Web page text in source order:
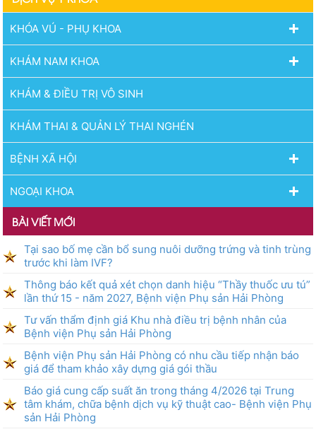
hoạch lựa chọn nhà thầu
cung cấp thuốc của Bệnh
KHÓA VÚ - PHỤ KHOA
KHÁM NAM KHOA
KHÁM & ĐIỀU TRỊ VÔ SINH
KHÁM THAI & QUẢN LÝ THAI NGHÉN
BỆNH XÃ HỘI
NGOẠI KHOA
BÀI VIẾT MỚI
Tại sao bố mẹ cần bổ sung nuôi dưỡng trứng và tinh trùng
trước khi làm IVF?
Thông báo kết quả xét chọn danh hiệu “Thầy thuốc ưu tú”
lần thứ 15 - năm 2027, Bệnh viện Phụ sản Hải Phòng
Tư vấn thẩm định giá Khu nhà điều trị bệnh nhân của
Bệnh viện Phụ sản Hải Phòng
Bệnh viện Phụ sản Hải Phòng có nhu cầu tiếp nhận báo
giá để tham khảo xây dựng giá gói thầu
Báo giá cung cấp suất ăn trong tháng 4/2026 tại Trung
tâm khám, chữa bệnh dịch vụ kỹ thuật cao- Bệnh viện Phụ
sản Hải Phòng